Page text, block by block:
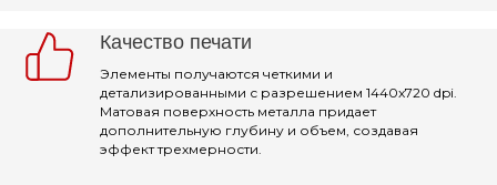
Качество печати
Элементы получаются четкими и
детализированными с разрешением 1440x720 dpi.
Матовая поверхность металла придает
дополнительную глубину и объем, создавая
эффект трехмерности.